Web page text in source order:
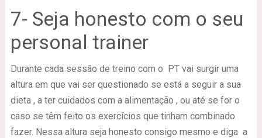
7- Seja honesto com o seu
personal trainer
Durante cada sessão de treino com o PT vai surgir uma
altura em que vai ser questionado se está a seguir a sua
dieta , a ter cuidados com a alimentação , ou até se for o
caso se têm feito os exercícios que tinham combinado
fazer. Nessa altura seja honesto consigo mesmo e diga a